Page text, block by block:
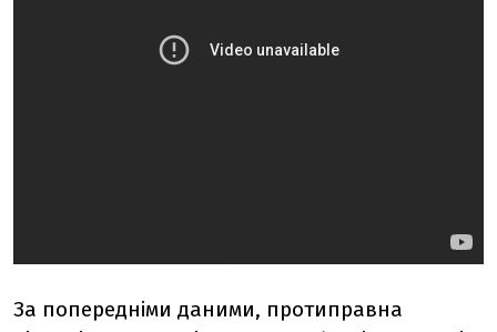
За попередніми даними, протиправна